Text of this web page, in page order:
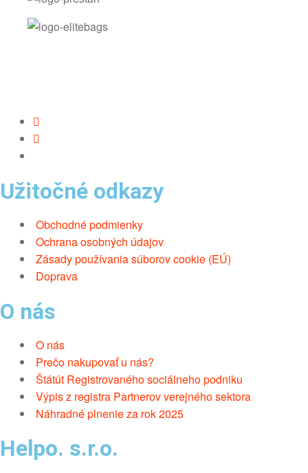
Užitočné odkazy
Obchodné podmienky
Ochrana osobných údajov
Zásady používania súborov cookie (EÚ)
Doprava
O nás
O nás
Prečo nakupovať u nás?
Štátút Registrovaného sociálneho podniku
Výpis z registra Partnerov verejného sektora
Náhradné plnenie za rok 2025
Helpo. s.r.o.